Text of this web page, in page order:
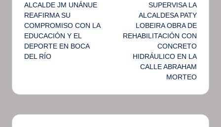
de
entradas
ALCALDE JM UNÁNUE
REAFIRMA SU
COMPROMISO CON LA
EDUCACIÓN Y EL
DEPORTE EN BOCA
DEL RÍO
SUPERVISA LA
ALCALDESA PATY
LOBEIRA OBRA DE
REHABILITACIÓN CON
CONCRETO
HIDRÁULICO EN LA
CALLE ABRAHAM
MORTEO